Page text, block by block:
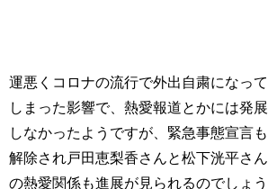
運悪くコロナの流行で外出自粛になって
しまった影響で、熱愛報道とかには発展
しなかったようですが、緊急事態宣言も
解除され戸田恵梨香さんと松下洸平さん
の熱愛関係も進展が見られるのでしょう